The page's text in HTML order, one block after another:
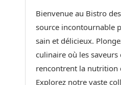
Bienvenue au Bistro
source incontournable
sain et délicieux.
culinaire où les saveurs
rencontrent la nutrition
Explorez notre vaste